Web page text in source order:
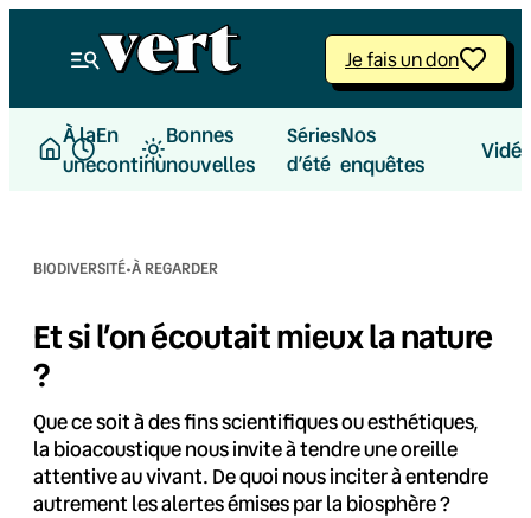
Je fais un don
À la
une
En
continu
Bonnes
nouvelles
Séries
d’été
Nos
enquêtes
BIODIVERSITÉ·À REGARDER
Et si l’on écoutait mieux la nature
?
Que ce soit à des fins scientifiques ou esthétiques,
la bioacoustique nous invite à tendre une oreille
attentive au vivant. De quoi nous inciter à entendre
autrement les alertes émises par la biosphère ?